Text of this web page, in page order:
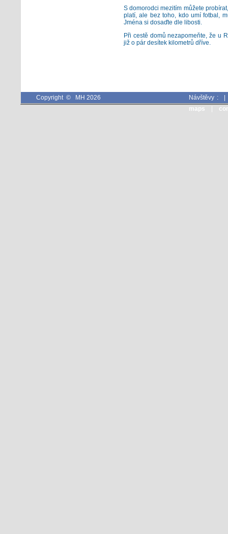
S domorodci mezitím můžete
platí, ale bez toho, kdo umí fotbal,
Jména si dosaďte dle libosti.
Při cestě domů nezapomeňte, že u
již o pár desítek kilometrů dříve.
Copyright © MH 2026
Návštěvy
maps